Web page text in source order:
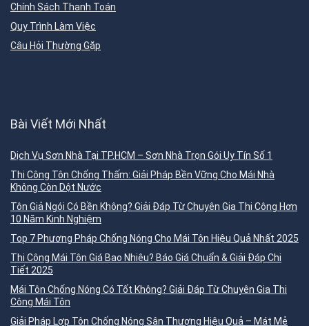
Chính Sách Thanh Toán
Quy Trình Làm Việc
Câu Hỏi Thường Gặp
Bài Viết Mới Nhất
Dịch Vụ Sơn Nhà Tại TP.HCM – Sơn Nhà Trọn Gói Uy Tín Số 1
Thi Công Tôn Chống Thấm: Giải Pháp Bền Vững Cho Mái Nhà
Không Còn Dột Nước
Tôn Giả Ngói Có Bền Không? Giải Đáp Từ Chuyên Gia Thi Công Hơn
10 Năm Kinh Nghiệm
Top 7 Phương Pháp Chống Nóng Cho Mái Tôn Hiệu Quả Nhất 2025
Thi Công Mái Tôn Giá Bao Nhiêu? Báo Giá Chuẩn & Giải Đáp Chi
Tiết 2025
Mái Tôn Chống Nóng Có Tốt Không? Giải Đáp Từ Chuyên Gia Thi
Công Mái Tôn
Giải Pháp Lợp Tôn Chống Nóng Sân Thượng Hiệu Quả – Mát Mẻ